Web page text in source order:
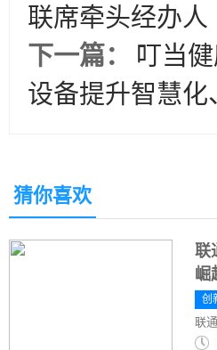
联席牵头经办人
下一篇：
叮当
设备提升智慧化
猜你喜欢
联
崛
创
联